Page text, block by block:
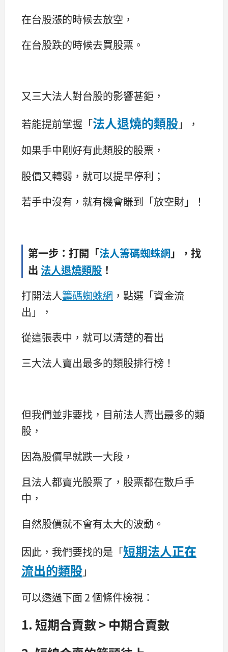
在台股漲的時候去放空，
在台股跌的時候去買股票。
又三大法人對台股的影響甚鉅，
若能提前掌握「法人退燒的類股」，
如果手中剛好有此類股的股票，
股價又轉弱，就可以提早停利；
若手中沒有，就有機會賺到「放空財」！
第一步：打開「法人籌碼蜘蛛網」，找
出 法人退燒類股 ！
打開法人籌碼蜘蛛網 ，點選「資金流
出」，
從這張表中，就可以清楚的看出
三大法人賣出最多的類股排行榜！
但我們並非要找，目前法人賣出最多的類
股，
因為股價早就跌一大段，
且法人都賣光股票了，股票都在散戶手
中，
自然股價就不會有太大的波動。
因此，我們要找的是「短期法人正在
流出的類股」
可以透過下面 2 個條件檢視：
1. 短期合賣數 > 中期合賣數